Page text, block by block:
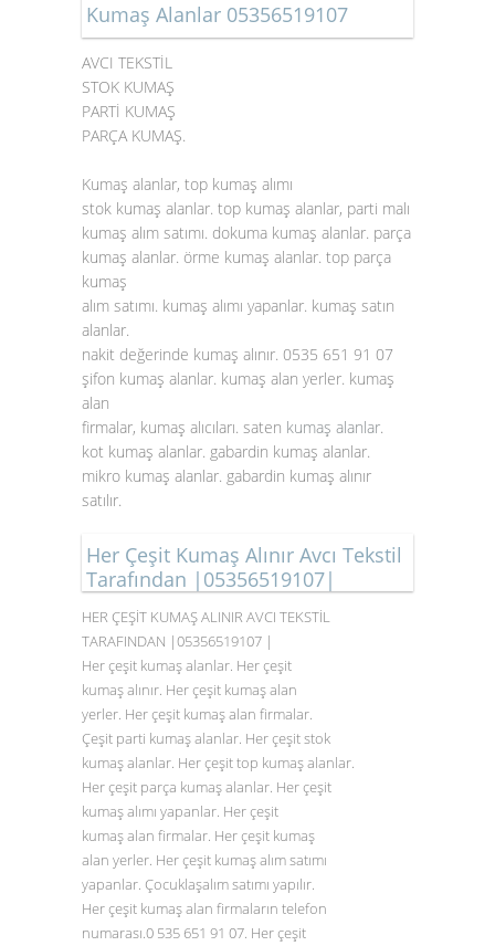
Kumaş Alanlar 05356519107
AVCI TEKSTİL
STOK KUMAŞ
PARTİ KUMAŞ
PARÇA KUMAŞ.
Kumaş alanlar, top kumaş alımı
stok kumaş alanlar. top kumaş alanlar, parti malı
kumaş alım satımı. dokuma kumaş alanlar. parça
kumaş alanlar. örme kumaş alanlar. top parça
kumaş
alım satımı. kumaş alımı yapanlar. kumaş satın
alanlar.
nakit değerinde kumaş alınır. 0535 651 91 07
şifon kumaş alanlar. kumaş alan yerler. kumaş
alan
firmalar, kumaş alıcıları. saten kumaş alanlar.
kot kumaş alanlar. gabardin kumaş alanlar.
mikro kumaş alanlar. gabardin kumaş alınır
satılır.
Her Çeşit Kumaş Alınır Avcı Tekstil
Tarafından |05356519107|
HER ÇEŞİT KUMAŞ ALINIR AVCI TEKSTİL
TARAFINDAN |05356519107 |
Her çeşit kumaş alanlar. Her çeşit
kumaş alınır. Her çeşit kumaş alan
yerler. Her çeşit kumaş alan firmalar.
Çeşit parti kumaş alanlar. Her çeşit stok
kumaş alanlar. Her çeşit top kumaş alanlar.
Her çeşit parça kumaş alanlar. Her çeşit
kumaş alımı yapanlar. Her çeşit
kumaş alan firmalar. Her çeşit kumaş
alan yerler. Her çeşit kumaş alım satımı
yapanlar. Çocuklaşalım satımı yapılır.
Her çeşit kumaş alan firmaların telefon
numarası.0 535 651 91 07. Her çeşit